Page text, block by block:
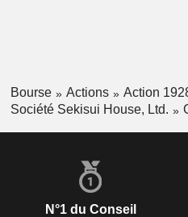
Bourse Actions
Action
Société Sekisui House, Ltd.
N°1 du Conseil